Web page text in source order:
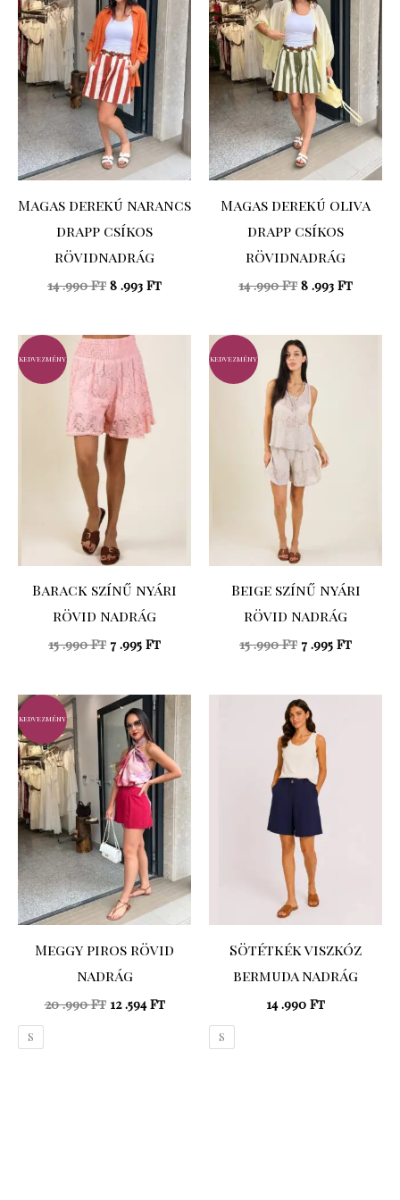
Magas derekú narancs
drapp csíkos
rövidnadrág
14 .990Ft
14
.990 Ft.
8 .993 Ft
.993 Ft.
Magas derekú oliva
drapp csíkos
rövidnadrág
14 .990Ft
14
.990 Ft.
8 .993 Ft
.993 Ft.
kedvezmény
Barack színű nyári
rövid nadrág
15 .990Ft
Original
price
was:
15
.990 Ft.
7 .995 Ft
Current
kedvezmény
Beige színű nyári
rövid nadrág
15 .990Ft
Original
price
was:
15
.990 Ft.
7 .995 Ft
kedvezmény
Meggy piros rövid
nadrág
20 .990Ft
Original
price
was:
20
.990 Ft.
12 .594Ft
Current
price
is:
12
.594 Ft.
S
Sötétkék viszkóz
bermuda nadrág
14 .990 Ft
S